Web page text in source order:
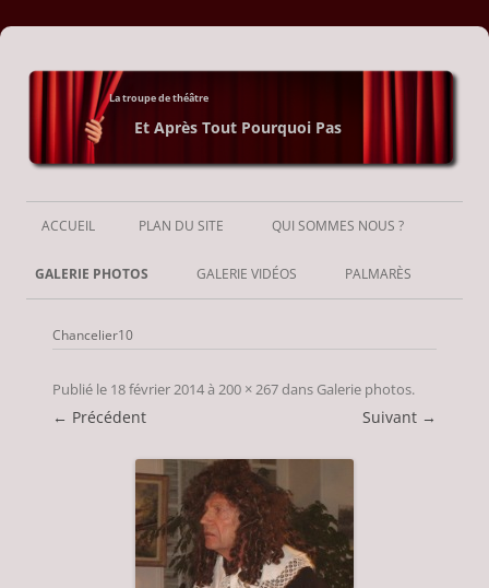
La troupe de théâtre
Et Après Tout Pourquoi Pas
Aller
contenu
ACCUEIL PLAN DU SITE QUI SOMMES NOUS ?
GALERIE PHOTOS GALERIE VIDÉOS PALMARÈS
Chancelier10
Publié le 18 février 2014à 200 × 267dans Galerie photos.
← Précédent Suivant →